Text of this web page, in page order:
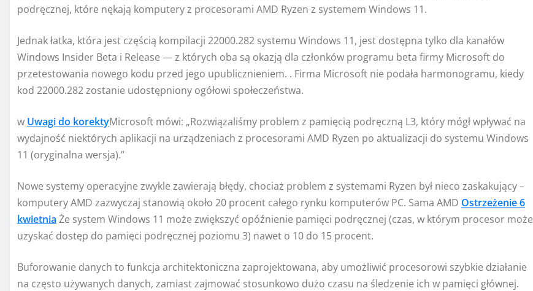
podręcznej, które nękają komputery z procesorami AMD Ryzen z systemem Windows 11.
Jednak łatka, która jest częścią kompilacji 22000.282 systemu Windows 11, jest dostępna tylko dla kanałów
Windows Insider Beta i Release — z których oba są okazją dla członków programu beta firmy Microsoft do
przetestowania nowego kodu przed jego upublicznieniem. . Firma Microsoft nie podała harmonogramu, kiedy
kod 22000.282 zostanie udostępniony ogółowi społeczeństwa.
w Uwagi do korektyMicrosoft mówi: „Rozwiązaliśmy problem z pamięcią podręczną L3, który mógł wpływać na
wydajność niektórych aplikacji na urządzeniach z procesorami AMD Ryzen po aktualizacji do systemu Windows
11 (oryginalna wersja).”
Nowe systemy operacyjne zwykle zawierają błędy, chociaż problem z systemami Ryzen był nieco zaskakujący –
komputery AMD zazwyczaj stanowią około 20 procent całego rynku komputerów PC. Sama AMD Ostrzeżenie 6
kwietnia Że system Windows 11 może zwiększyć opóźnienie pamięci podręcznej (czas, w którym procesor może
uzyskać dostęp do pamięci podręcznej poziomu 3) nawet o 10 do 15 procent.
Buforowanie danych to funkcja architektoniczna zaprojektowana, aby umożliwić procesorowi szybkie działanie
na często używanych danych, zamiast zajmować stosunkowo dużo czasu na śledzenie ich w pamięci głównej.